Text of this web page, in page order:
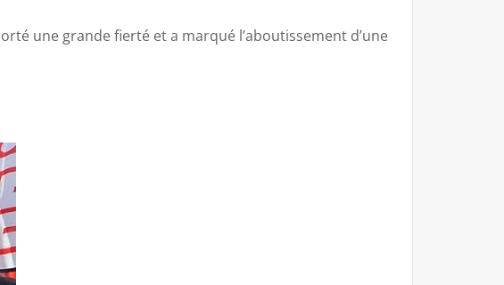
une grande fierté et a marqué l’aboutissement d’une